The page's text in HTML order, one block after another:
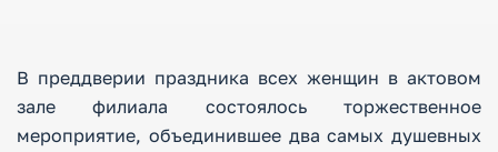
В преддверии праздника всех женщин в актовом
зале филиала состоялось торжественное
мероприятие, объединившее два самых душевных